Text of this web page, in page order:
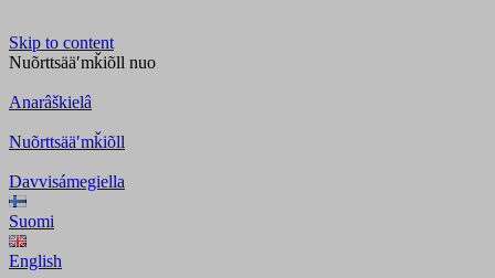
Skip to content
Nuõrttsääʹmǩiõll nuo
Anarâškielâ
Nuõrttsääʹmǩiõll
Davvisámegiella
Suomi
English